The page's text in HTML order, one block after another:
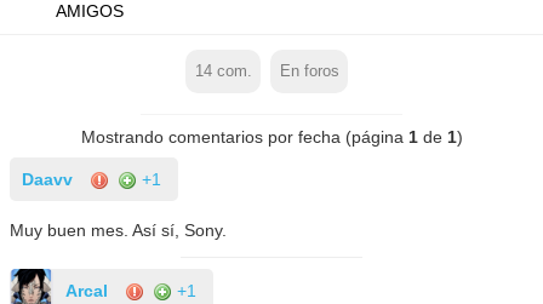
AMIGOS
14com. En foros
Mostrando comentarios por fecha (página 1de 1)
Daavv +1
Muy buen mes. Así sí, Sony.
Arcal +1